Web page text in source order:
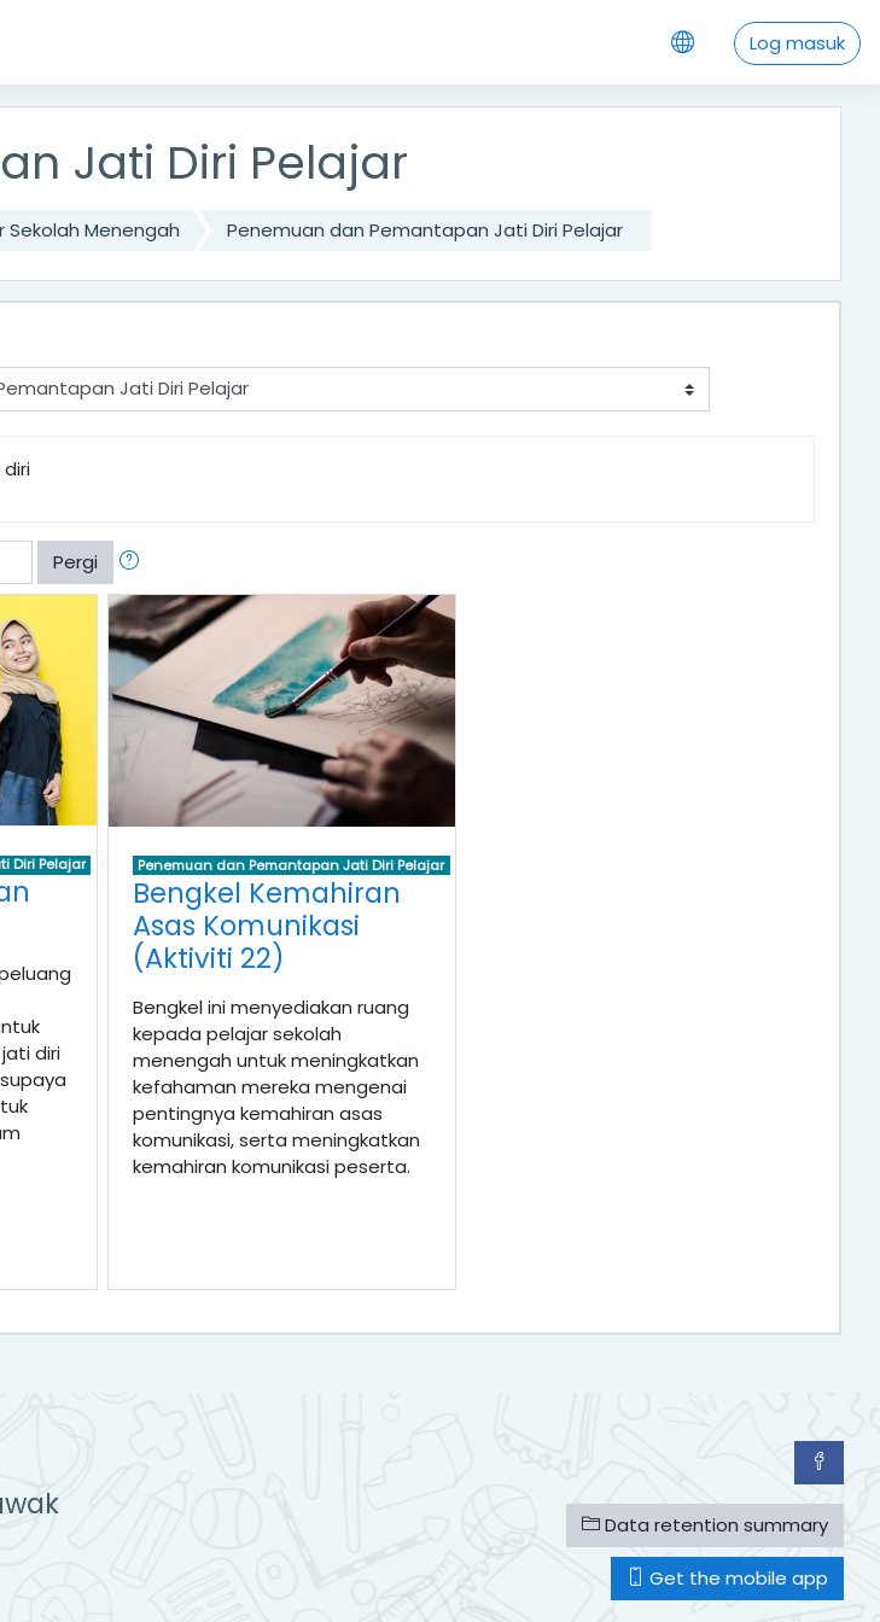
Log masuk
Jati Diri Pelajar
Sekolah Menengah Penemuan dan Pemantapan Jati Diri Pelajar
Pergi
Diri Pelajar
diri
Penemuan dan Pemantapan Jati Diri Pelajar
Bengkel Kemahiran
Asas Komunikasi
(Aktiviti 22)
Bengkel ini menyediakan ruang
kepada pelajar sekolah
menengah untuk meningkatkan
kefahaman mereka mengenai
pentingnya kemahiran asas
komunikasi, serta meningkatkan
kemahiran komunikasi peserta.
Data retention summary
Get the mobile app